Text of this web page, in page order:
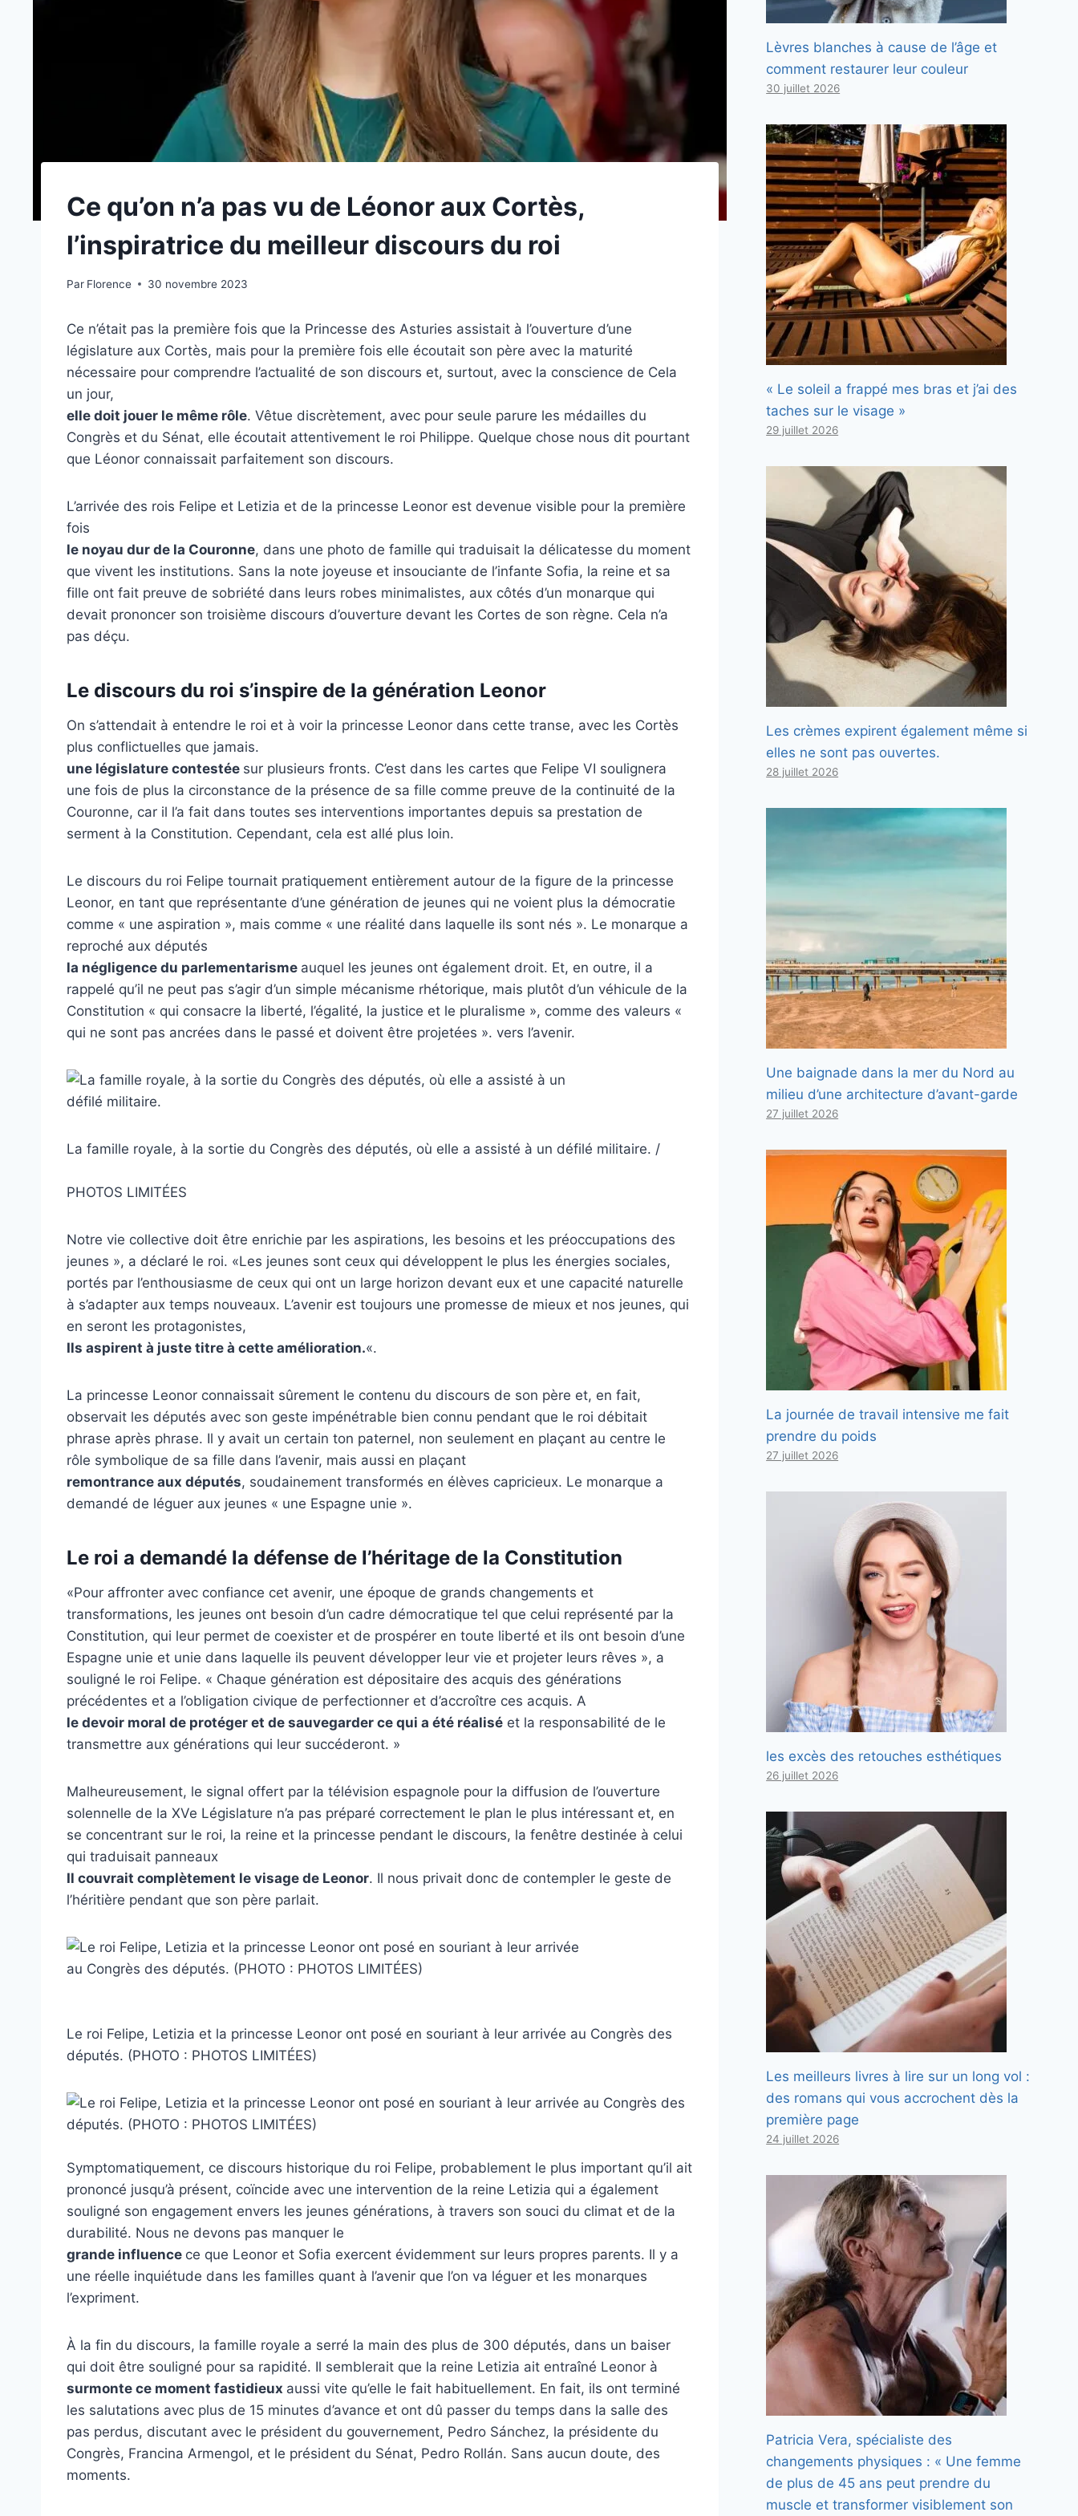
Ce qu’on n’a pas vu de Léonor aux Cortès,
l’inspiratrice du meilleur discours du roi
Par Florence 30 novembre 2023
Ce n’était pas la première fois que la Princesse des Asturies assistait à l’ouverture d’une
législature aux Cortès, mais pour la première fois elle écoutait son père avec la maturité
nécessaire pour comprendre l’actualité de son discours et, surtout, avec la conscience de Cela
un jour,
elle doit jouer le même rôle. Vêtue discrètement, avec pour seule parure les médailles du
Congrès et du Sénat, elle écoutait attentivement le roi Philippe. Quelque chose nous dit pourtant
que Léonor connaissait parfaitement son discours.
L’arrivée des rois Felipe et Letizia et de la princesse Leonor est devenue visible pour la première
fois
le noyau dur de la Couronne, dans une photo de famille qui traduisait la délicatesse du moment
que vivent les institutions. Sans la note joyeuse et insouciante de l’infante Sofia, la reine et sa
fille ont fait preuve de sobriété dans leurs robes minimalistes, aux côtés d’un monarque qui
devait prononcer son troisième discours d’ouverture devant les Cortes de son règne. Cela n’a
pas déçu.
Le discours du roi s’inspire de la génération Leonor
On s’attendait à entendre le roi et à voir la princesse Leonor dans cette transe, avec les Cortès
plus conflictuelles que jamais.
une législature contestée sur plusieurs fronts. C’est dans les cartes que Felipe VI soulignera
une fois de plus la circonstance de la présence de sa fille comme preuve de la continuité de la
Couronne, car il l’a fait dans toutes ses interventions importantes depuis sa prestation de
serment à la Constitution. Cependant, cela est allé plus loin.
Le discours du roi Felipe tournait pratiquement entièrement autour de la figure de la princesse
Leonor, en tant que représentante d’une génération de jeunes qui ne voient plus la démocratie
comme « une aspiration », mais comme « une réalité dans laquelle ils sont nés ». Le monarque a
reproché aux députés
la négligence du parlementarisme auquel les jeunes ont également droit. Et, en outre, il a
rappelé qu’il ne peut pas s’agir d’un simple mécanisme rhétorique, mais plutôt d’un véhicule de la
Constitution « qui consacre la liberté, l’égalité, la justice et le pluralisme », comme des valeurs «
qui ne sont pas ancrées dans le passé et doivent être projetées ». vers l’avenir.
La famille royale, à la sortie du Congrès des députés, où elle a assisté à un défilé militaire. /
PHOTOS LIMITÉES
Notre vie collective doit être enrichie par les aspirations, les besoins et les préoccupations des
jeunes », a déclaré le roi. «Les jeunes sont ceux qui développent le plus les énergies sociales,
portés par l’enthousiasme de ceux qui ont un large horizon devant eux et une capacité naturelle
à s’adapter aux temps nouveaux. L’avenir est toujours une promesse de mieux et nos jeunes, qui
en seront les protagonistes,
Ils aspirent à juste titre à cette amélioration.«.
La princesse Leonor connaissait sûrement le contenu du discours de son père et, en fait,
observait les députés avec son geste impénétrable bien connu pendant que le roi débitait
phrase après phrase. Il y avait un certain ton paternel, non seulement en plaçant au centre le
rôle symbolique de sa fille dans l’avenir, mais aussi en plaçant
remontrance aux députés, soudainement transformés en élèves capricieux. Le monarque a
demandé de léguer aux jeunes « une Espagne unie ».
Le roi a demandé la défense de l’héritage de la Constitution
«Pour affronter avec confiance cet avenir, une époque de grands changements et
transformations, les jeunes ont besoin d’un cadre démocratique tel que celui représenté par la
Constitution, qui leur permet de coexister et de prospérer en toute liberté et ils ont besoin d’une
Espagne unie et unie dans laquelle ils peuvent développer leur vie et projeter leurs rêves », a
souligné le roi Felipe. « Chaque génération est dépositaire des acquis des générations
précédentes et a l’obligation civique de perfectionner et d’accroître ces acquis. A
le devoir moral de protéger et de sauvegarder ce qui a été réalisé et la responsabilité de le
transmettre aux générations qui leur succéderont. »
Malheureusement, le signal offert par la télévision espagnole pour la diffusion de l’ouverture
solennelle de la XVe Législature n’a pas préparé correctement le plan le plus intéressant et, en
se concentrant sur le roi, la reine et la princesse pendant le discours, la fenêtre destinée à celui
qui traduisait panneaux
Il couvrait complètement le visage de Leonor. Il nous privait donc de contempler le geste de
l’héritière pendant que son père parlait.
Le roi Felipe, Letizia et la princesse Leonor ont posé en souriant à leur arrivée au Congrès des
députés. (PHOTO : PHOTOS LIMITÉES)
Symptomatiquement, ce discours historique du roi Felipe, probablement le plus important qu’il ait
prononcé jusqu’à présent, coïncide avec une intervention de la reine Letizia qui a également
souligné son engagement envers les jeunes générations, à travers son souci du climat et de la
durabilité. Nous ne devons pas manquer le
grande influence ce que Leonor et Sofia exercent évidemment sur leurs propres parents. Il y a
une réelle inquiétude dans les familles quant à l’avenir que l’on va léguer et les monarques
l’expriment.
À la fin du discours, la famille royale a serré la main des plus de 300 députés, dans un baiser
qui doit être souligné pour sa rapidité. Il semblerait que la reine Letizia ait entraîné Leonor à
surmonte ce moment fastidieux aussi vite qu’elle le fait habituellement. En fait, ils ont terminé
les salutations avec plus de 15 minutes d’avance et ont dû passer du temps dans la salle des
pas perdus, discutant avec le président du gouvernement, Pedro Sánchez, la présidente du
Congrès, Francina Armengol, et le président du Sénat, Pedro Rollán. Sans aucun doute, des
moments.
Lèvres blanches à cause de l’âge et
comment restaurer leur couleur
30 juillet 2026
« Le soleil a frappé mes bras et j’ai des
taches sur le visage »
29 juillet 2026
Les crèmes expirent également même si
elles ne sont pas ouvertes.
28 juillet 2026
Une baignade dans la mer du Nord au
milieu d’une architecture d’avant-garde
27 juillet 2026
La journée de travail intensive me fait
prendre du poids
27 juillet 2026
les excès des retouches esthétiques
26 juillet 2026
Les meilleurs livres à lire sur un long vol :
des romans qui vous accrochent dès la
première page
24 juillet 2026
Patricia Vera, spécialiste des
changements physiques : « Une femme
de plus de 45 ans peut prendre du
muscle et transformer visiblement son